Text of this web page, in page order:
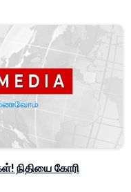
நிதியை கோரி